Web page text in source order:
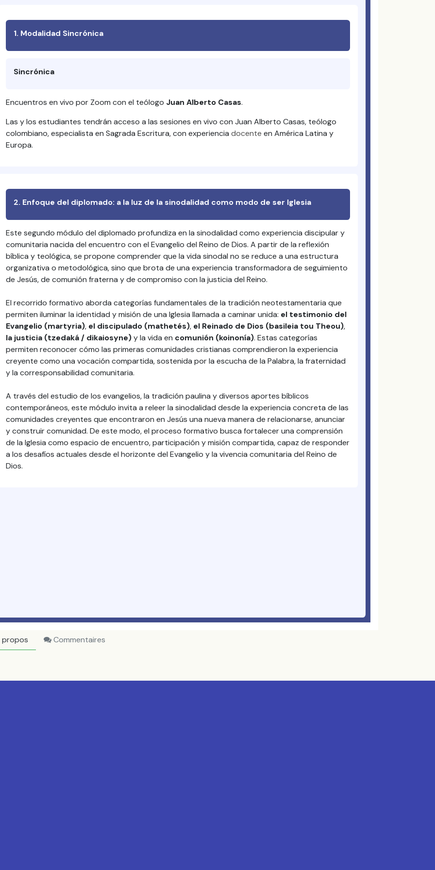
1. Modalidad Sincrónica
Sincrónica
Encuentros en vivo por Zoom con el teólogo Juan Alberto Casas.
Las y los estudiantes tendrán acceso a las sesiones en vivo con Juan Alberto Casas, teólogo
colombiano, especialista en Sagrada Escritura, con experiencia docente en América Latina y
Europa.
2. Enfoque del diplomado: a la luz de la sinodalidad como modo de ser Iglesia
Este segundo módulo del diplomado profundiza en la sinodalidad como experiencia discipular y
comunitaria nacida del encuentro con el Evangelio del Reino de Dios. A partir de la reflexión
bíblica y teológica, se propone comprender que la vida sinodal no se reduce a una estructura
organizativa o metodológica, sino que brota de una experiencia transformadora de seguimiento
de Jesús, de comunión fraterna y de compromiso con la justicia del Reino.
El recorrido formativo aborda categorías fundamentales de la tradición neotestamentaria que
permiten iluminar la identidad y misión de una Iglesia llamada a caminar unida: el testimonio del
Evangelio (martyria), el discipulado (mathetés), el Reinado de Dios (basileia tou Theou),
la justicia (tzedaká / dikaiosyne)y la vida en comunión (koinonía). Estas categorías
permiten reconocer cómo las primeras comunidades cristianas comprendieron la experiencia
creyente como una vocación compartida, sostenida por la escucha de la Palabra, la fraternidad
y la corresponsabilidad comunitaria.
A través del estudio de los evangelios, la tradición paulina y diversos aportes bíblicos
contemporáneos, este módulo invita a releer la sinodalidad desde la experiencia concreta de las
comunidades creyentes que encontraron en Jesús una nueva manera de relacionarse, anunciar
y construir comunidad. De este modo, el proceso formativo busca fortalecer una comprensión
de la Iglesia como espacio de encuentro, participación y misión compartida, capaz de responder
a los desafíos actuales desde el horizonte del Evangelio y la vivencia comunitaria del Reino de
Dios.
Commentaires